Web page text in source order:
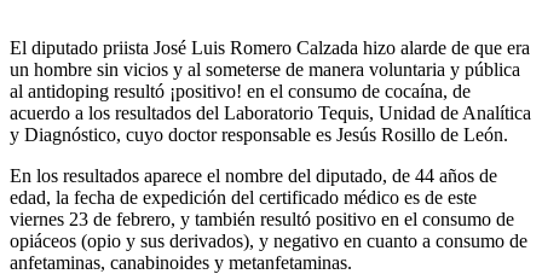
El diputado priista José Luis Romero Calzada hizo alarde de que era
un hombre sin vicios y al someterse de manera voluntaria y pública
al antidoping resultó ¡positivo! en el consumo de cocaína, de
acuerdo a los resultados del Laboratorio Tequis, Unidad de Analítica
y Diagnóstico, cuyo doctor responsable es Jesús Rosillo de León.
En los resultados aparece el nombre del diputado, de 44 años de
edad, la fecha de expedición del certificado médico es de este
viernes 23 de febrero, y también resultó positivo en el consumo de
opiáceos (opio y sus derivados), y negativo en cuanto a consumo de
anfetaminas, canabinoides y metanfetaminas.